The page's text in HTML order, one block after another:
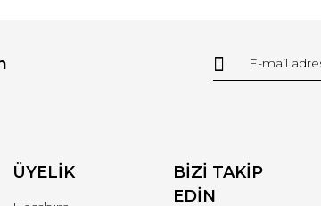
ÜYELİK
BİZİ TAKİP
EDİN